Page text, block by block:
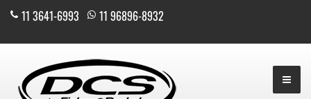
11 3641-6993 11 96896-8932